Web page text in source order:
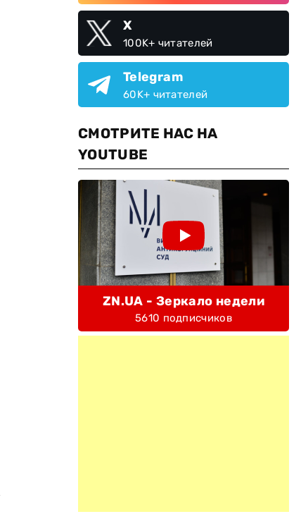
X
100K+ читателей
Telegram
60K+ читателей
СМОТРИТЕ НАС НА
YOUTUBE
ZN.UA - Зеркало недели
5610 подписчиков